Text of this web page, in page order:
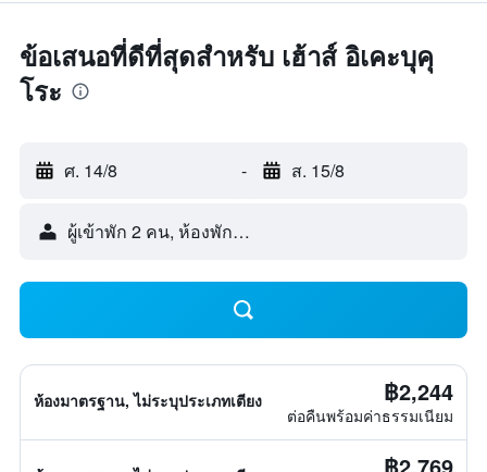
ข้อเสนอที่ดีที่สุดสำหรับ เฮ้าส์ อิเคะบุคุ
โระ
ศ. 14/8 - ส. 15/8
ผู้เข้าพัก 2 คน, ห้องพัก 1 ห้อง
ห้องมาตรฐาน, ไม่ระบุประเภทเตียง ฿2,244
ต่อคืนพร้อมค่าธรรมเนียม